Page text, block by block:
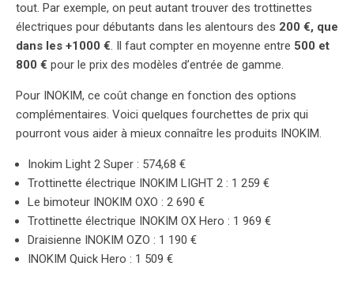
tout. Par exemple, on peut autant trouver des trottinettes
électriques pour débutants dans les alentours des 200 €, que
dans les +1000 €. Il faut compter en moyenne entre 500 et
800 € pour le prix des modèles d’entrée de gamme.
Pour INOKIM, ce coût change en fonction des options
complémentaires. Voici quelques fourchettes de prix qui
pourront vous aider à mieux connaître les produits INOKIM.
Inokim Light 2 Super : 574,68 €
Trottinette électrique INOKIM LIGHT 2 : 1 259 €
Le bimoteur INOKIM OXO : 2 690 €
Trottinette électrique INOKIM OX Hero : 1 969 €
Draisienne INOKIM OZO : 1 190 €
INOKIM Quick Hero : 1 509 €